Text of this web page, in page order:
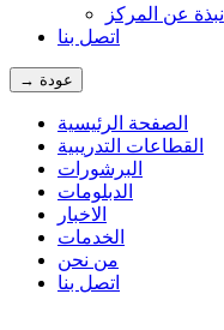
نبذة عن المركز
اتصل بنا
→ عودة
الصفحة الرئيسية
القطاعات التدريبية
البرشورات
الدبلومات
الاخبار
الخدمات
من نحن
اتصل بنا